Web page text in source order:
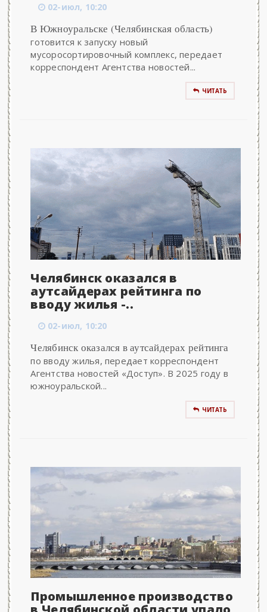
02-июл, 10:20
В Южноуральске (Челябинская область)
готовится к запуску новый
мусоросортировочный комплекс, передает
корреспондент Агентства новостей...
ЧИТАТЬ
Челябинск оказался в
аутсайдерах рейтинга по
вводу жилья -..
02-июл, 10:20
Челябинск оказался в аутсайдерах рейтинга
по вводу жилья, передает корреспондент
Агентства новостей «Доступ». В 2025 году в
южноуральской...
ЧИТАТЬ
Промышленное производство